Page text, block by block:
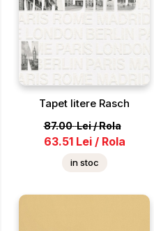
Tapet litere Rasch
87.00 Lei/Rola
63.51 Lei / Rola
in stoc